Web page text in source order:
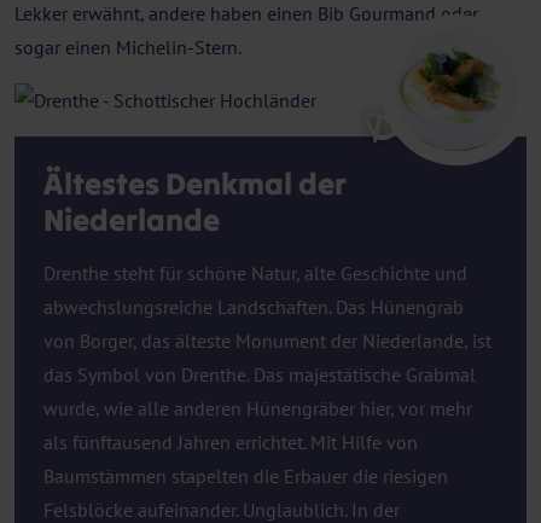
Lekker erwähnt, andere haben einen Bib Gourmand oder
sogar einen Michelin-Stern.
Drenthe
Ältestes Denkmal der
Niederlande
Drenthe steht für schöne Natur, alte Geschichte und
abwechslungsreiche Landschaften. Das Hünengrab
von Borger, das älteste Monument der Niederlande, ist
das Symbol von Drenthe. Das majestätische Grabmal
wurde, wie alle anderen Hünengräber hier, vor mehr
als fünftausend Jahren errichtet. Mit Hilfe von
Baumstämmen stapelten die Erbauer die riesigen
Felsblöcke aufeinander. Unglaublich. In der